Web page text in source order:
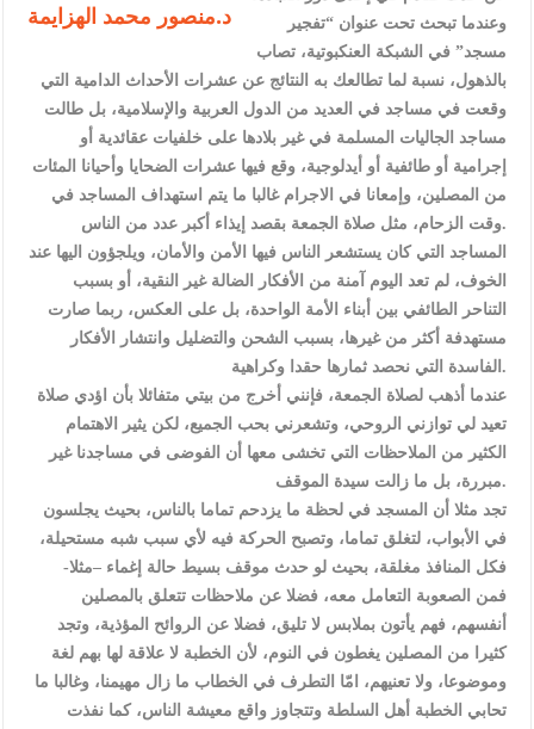
القاضي يلتقي رؤساء تحرير الصحف اليومية ويؤكد حرص مجلس النواب
على شراكة فاعلة مع الإعلام
دعوة المكلفين بخدمة العلم (الدفعة الثالثة) إلى مراجعة منصة خدمة
العلم
الملك يلتقي مجموعة من رفاق السلاح
الملك يتلقى اتصالا هاتفيا من العاهل البحريني
القاضي محمود أحمد فريحات.. مبارك ومزيدا من التوفيق
د.منصور محمد الهزايمة
وعندما تبحث تحت عنوان “تفجير
مسجد” في الشبكة العنكبوتية، تصاب
بالذهول، نسبة لما تطالعك به النتائج عن عشرات الأحداث الدامية التي
وقعت في مساجد في العديد من الدول العربية والإسلامية، بل طالت
مساجد الجاليات المسلمة في غير بلادها على خلفيات عقائدية أو
إجرامية أو طائفية أو أيدلوجية، وقع فيها عشرات الضحايا وأحيانا المئات
من المصلين، وإمعانا في الاجرام غالبا ما يتم استهداف المساجد في
وقت الزحام، مثل صلاة الجمعة بقصد إيذاء أكبر عدد من الناس.
المساجد التي كان يستشعر الناس فيها الأمن والأمان، ويلجؤون اليها عند
الخوف، لم تعد اليوم آمنة من الأفكار الضالة غير النقية، أو بسبب
التناحر الطائفي بين أبناء الأمة الواحدة، بل على العكس، ربما صارت
مستهدفة أكثر من غيرها، بسبب الشحن والتضليل وانتشار الأفكار
الفاسدة التي نحصد ثمارها حقدا وكراهية.
عندما أذهب لصلاة الجمعة، فإنني أخرج من بيتي متفائلا بأن اؤدي صلاة
تعيد لي توازني الروحي، وتشعرني بحب الجميع، لكن يثير الاهتمام
الكثير من الملاحظات التي تخشى معها أن الفوضى في مساجدنا غير
مبررة، بل ما زالت سيدة الموقف.
تجد مثلا أن المسجد في لحظة ما يزدحم تماما بالناس، بحيث يجلسون
في الأبواب، لتغلق تماما، وتصبح الحركة فيه لأي سبب شبه مستحيلة،
فكل المنافذ مغلقة، بحيث لو حدث موقف بسيط حالة إغماء –مثلا-
فمن الصعوبة التعامل معه، فضلا عن ملاحظات تتعلق بالمصلين
أنفسهم، فهم يأتون بملابس لا تليق، فضلا عن الروائح المؤذية، وتجد
كثيرا من المصلين يغطون في النوم، لأن الخطبة لا علاقة لها بهم لغة
وموضوعا، ولا تعنيهم، امّا التطرف في الخطاب ما زال مهيمنا، وغالبا ما
تحابي الخطبة أهل السلطة وتتجاوز واقع معيشة الناس، كما نفذت